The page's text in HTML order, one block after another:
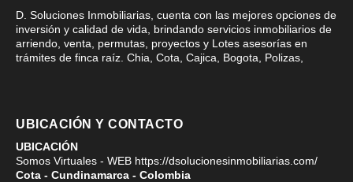
D. Soluciones Inmobiliarias, cuenta con las mejores opciones de
inversión y calidad de vida, brindando servicios inmobiliarios de
arriendo, venta, permutas, proyectos y Lotes asesorías en
trámites de finca raíz. Chia, Cota, Cajica, Bogota, Polizas,
UBICACIÓN Y CONTACTO
UBICACIÓN
Somos Virtuales - WEB https://dsolucionesinmobiliarias.com/
Cota - Cundinamarca - Colombia